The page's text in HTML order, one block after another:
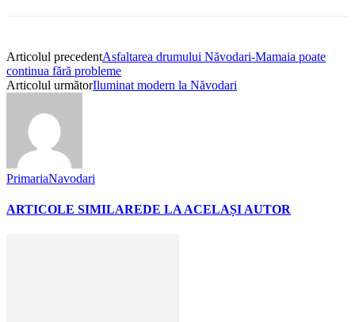
Articolul precedentAsfaltarea drumului Năvodari-Mamaia poate
continua fără probleme
Articolul următorIluminat modern la Năvodari
PrimariaNavodari
ARTICOLE SIMILAREDE LA ACELAȘI AUTOR